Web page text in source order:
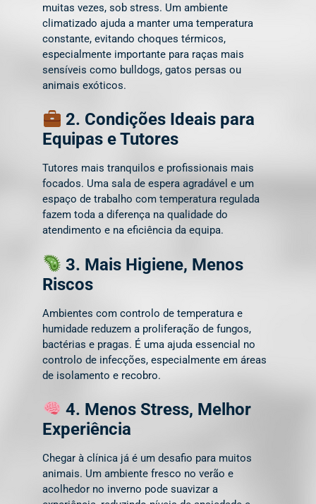
muitas vezes, sob stress. Um ambiente
climatizado ajuda a manter uma temperatura
constante, evitando choques térmicos,
especialmente importante para raças mais
sensíveis como bulldogs, gatos persas ou
animais exóticos.
2. Condições Ideais para
Equipas e Tutores
Tutores mais tranquilos e profissionais mais
focados. Uma sala de espera agradável e um
espaço de trabalho com temperatura regulada
fazem toda a diferença na qualidade do
atendimento e na eficiência da equipa.
3. Mais Higiene, Menos
Riscos
Ambientes com controlo de temperatura e
humidade reduzem a proliferação de fungos,
bactérias e pragas. É uma ajuda essencial no
controlo de infecções, especialmente em áreas
de isolamento e recobro.
4. Menos Stress, Melhor
Experiência
Chegar à clínica já é um desafio para muitos
animais. Um ambiente fresco no verão e
acolhedor no inverno pode suavizar a